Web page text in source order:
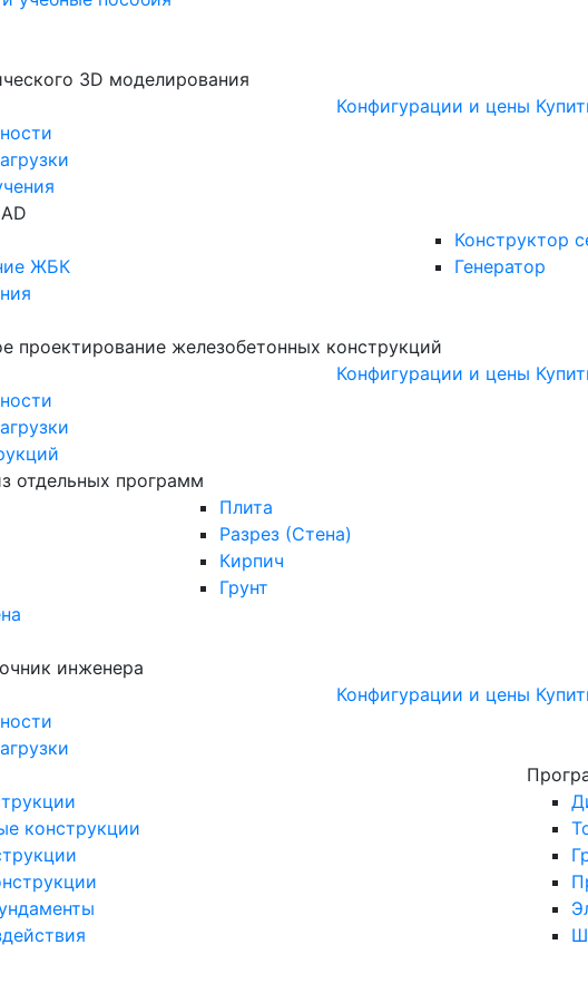
3D моделирования
Конфигурации и цены
ЖБК
Конструктор
Генератор
проектирование железобетонных конструкций
Конфигурации и цены
отдельных программ
Плита
Разрез (Стена)
Кирпич
Грунт
инженера
Конфигурации и цены
конструкции